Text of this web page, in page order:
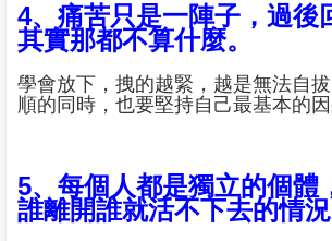
4、痛苦只是一陣子，過後
其實那都不算什麼。
學會放下，拽的越緊，越是無法自
順的同時，也要堅持自己最基本的因
5、每個人都是獨立的個體
誰離開誰就活不下去的情況